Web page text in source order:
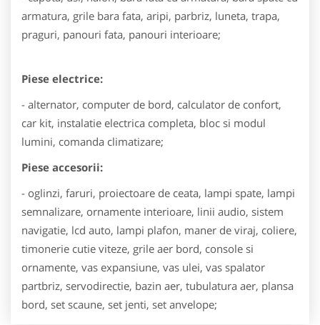
armatura, grile bara fata, aripi, parbriz, luneta, trapa,
praguri, panouri fata, panouri interioare;
Piese electrice:
- alternator, computer de bord, calculator de confort,
car kit, instalatie electrica completa, bloc si modul
lumini, comanda climatizare;
Piese accesorii:
- oglinzi, faruri, proiectoare de ceata, lampi spate, lampi
semnalizare, ornamente interioare, linii audio, sistem
navigatie, lcd auto, lampi plafon, maner de viraj, coliere,
timonerie cutie viteze, grile aer bord, console si
ornamente, vas expansiune, vas ulei, vas spalator
partbriz, servodirectie, bazin aer, tubulatura aer, plansa
bord, set scaune, set jenti, set anvelope;